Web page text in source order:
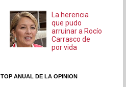
La herencia
que pudo
arruinar a Rocío
Carrasco de
por vida
TOP ANUAL DE LA OPINION